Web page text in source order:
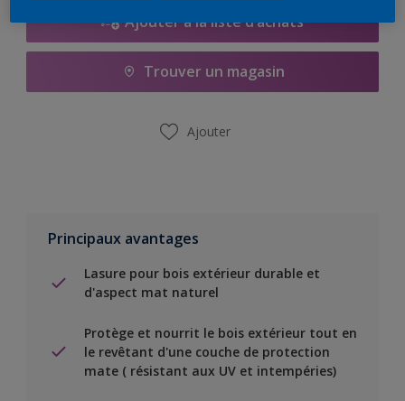
Ajouter à la liste d’achats
Trouver un magasin
Ajouter
Principaux avantages
Lasure pour bois extérieur durable et
d'aspect mat naturel
Protège et nourrit le bois extérieur tout en
le revêtant d'une couche de protection
mate ( résistant aux UV et intempéries)